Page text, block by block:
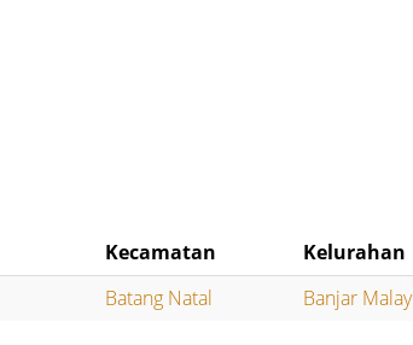
Kecamatan
Kelurahan
Batang Natal Banjar